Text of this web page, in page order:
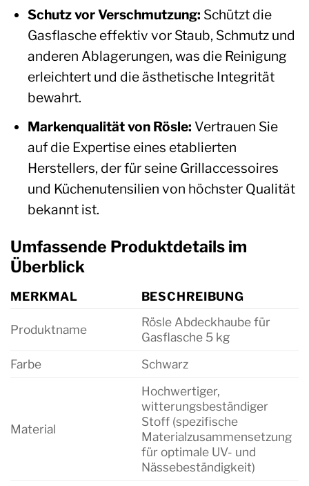
Schutz vor Verschmutzung: Schützt die
Gasflasche effektiv vor Staub, Schmutz und
anderen Ablagerungen, was die Reinigung
erleichtert und die ästhetische Integrität
bewahrt.
Markenqualität von Rösle: Vertrauen Sie
auf die Expertise eines etablierten
Herstellers, der für seine Grillaccessoires
und Küchenutensilien von höchster Qualität
bekannt ist.
Umfassende Produktdetails im
Überblick
MERKMAL BESCHREIBUNG
Produktname
Rösle Abdeckhaube für
Gasflasche 5 kg
Farbe
Schwarz
Material
Hochwertiger,
witterungsbeständiger
Stoff (spezifische
Materialzusammensetzung
für optimale UV- und
Nässebeständigkeit)